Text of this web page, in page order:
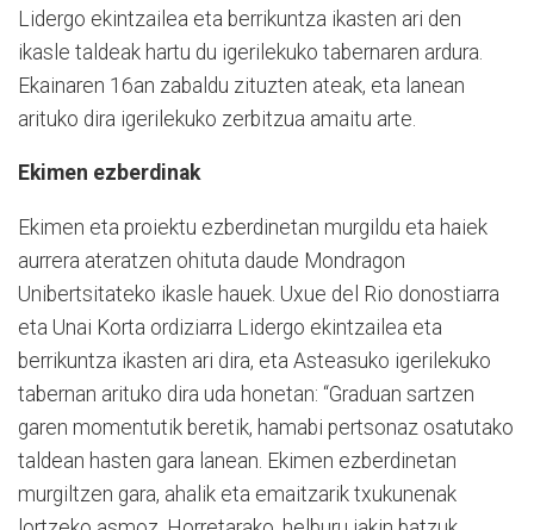
Lidergo ekintzailea eta berrikuntza ikasten ari den
ikasle taldeak hartu du igerilekuko tabernaren ardura.
Ekainaren 16an zabaldu zituzten ateak, eta lanean
arituko dira igerilekuko zerbitzua amaitu arte.
Ekimen ezberdinak
Ekimen eta proiektu ezberdinetan murgildu eta haiek
aurrera ateratzen ohituta daude Mondragon
Unibertsitateko ikasle hauek. Uxue del Rio donostiarra
eta Unai Korta ordiziarra Lidergo ekintzailea eta
berrikuntza ikasten ari dira, eta Asteasuko igerilekuko
tabernan arituko dira uda honetan: “Graduan sartzen
garen momentutik beretik, hamabi pertsonaz osatutako
taldean hasten gara lanean. Ekimen ezberdinetan
murgiltzen gara, ahalik eta emaitzarik txukunenak